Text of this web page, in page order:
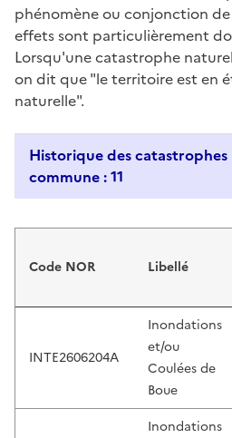
phénomène ou conjonction
effets sont particulièrement
Lorsqu'une catastrophe
on dit que "le territoire est en
naturelle".
Historique des catastrophes
commune : 11
Code NOR Libellé
INTE2606204A
Inondations
et/ou
Coulées de
Boue
Inondations